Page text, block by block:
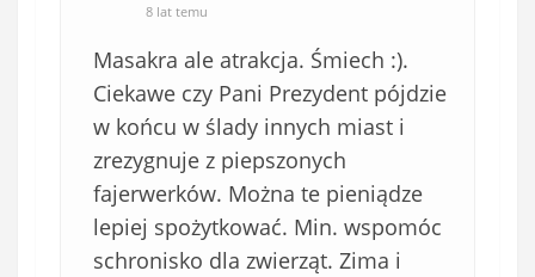
8 lat temu
Masakra ale atrakcja. Śmiech :).
Ciekawe czy Pani Prezydent pójdzie
w końcu w ślady innych miast i
zrezygnuje z piepszonych
fajerwerków. Można te pieniądze
lepiej spożytkować. Min. wspomóc
schronisko dla zwierząt. Zima i